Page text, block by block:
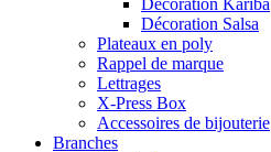
Décoration Kariba
Décoration Salsa
Plateaux en poly
Rappel de marque
Lettrages
X-Press Box
Accessoires de bijouterie
Branches